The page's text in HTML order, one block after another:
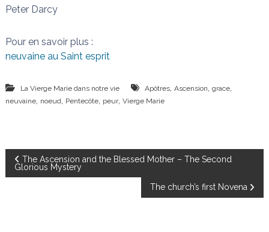
Peter Darcy
Pour en savoir plus :
neuvaine au Saint esprit
La Vierge Marie dans notre vie Apôtres, Ascension grace,
neuvaine, noeud Pentecôte, peur, Vierge Marie
N The Ascension and the Blessed Mother – The Second
Glorious Mystery
The church’s first Novena